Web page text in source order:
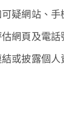
疑網站、
估網頁及電
或披露個